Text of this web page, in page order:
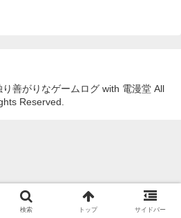
善がりなゲームログ with 電漫堂 All
Reserved.
検索 トップ サイドバー